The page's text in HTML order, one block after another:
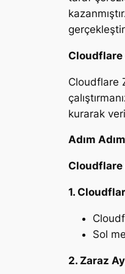
Cloudflare
Cloudflare
kurarak
Adım
Cloudflare
1.
Sol
2. Zaraz